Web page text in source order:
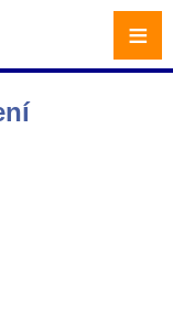
≡